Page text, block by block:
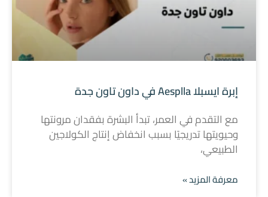
إبرة ايسبلا Aesplla في داون تاون جدة
مع التقدم في العمر، تبدأ البشرة بفقدان مرونتها
وحيويتها تدريجيًا بسبب انخفاض إنتاج الكولاجين
الطبيعي،
معرفة المزيد »